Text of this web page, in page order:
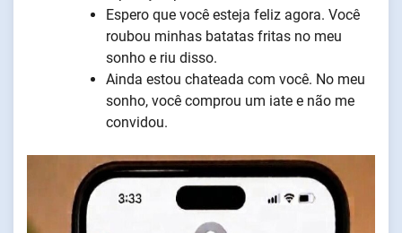
Espero que você esteja feliz agora. Você
roubou minhas batatas fritas no meu
sonho e riu disso.
Ainda estou chateada com você. No meu
sonho, você comprou um iate e não me
convidou.